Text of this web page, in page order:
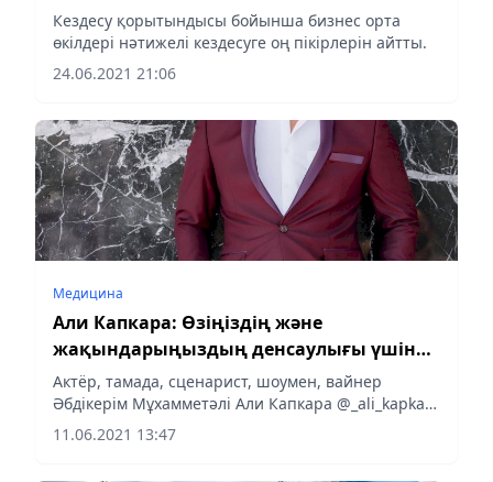
агенттігінің өкіллдерімен кездесу өтті
Кездесу қорытындысы бойынша бизнес орта
өкілдері нәтижелі кездесуге оң пікірлерін айтты.
24.06.2021 21:06
Медицина
Али Капкара: Өзіңіздің және
жақындарыңыздың денсаулығы үшін
вакцина алыңыз
Актёр, тамада, сценарист, шоумен, вайнер
Әбдікерім Мұхамметәлі Али Капкара @_ali_kapkara
ретінде танымал.
11.06.2021 13:47